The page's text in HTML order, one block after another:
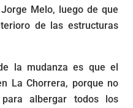
Melo, luego de que
de las estructuras
la mudanza es que el
La Chorrera, porque no
albergar todos los